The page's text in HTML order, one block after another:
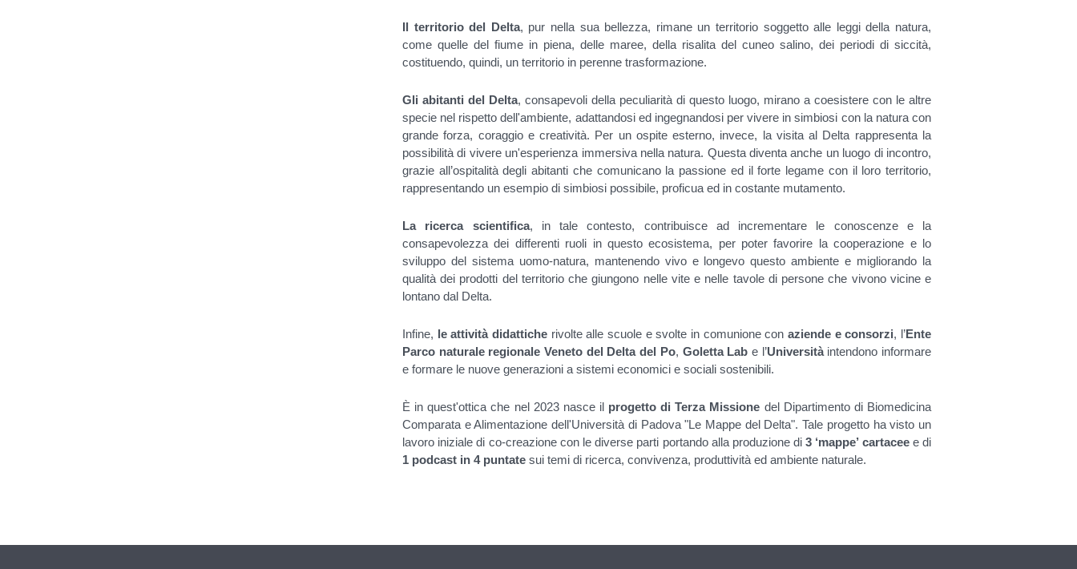
Il territorio del Delta, pur nella sua bellezza, rimane un territorio soggetto alle leggi della natura,
come quelle del fiume in piena, delle maree, della risalita del cuneo salino, dei periodi di siccità,
costituendo, quindi, un territorio in perenne trasformazione.
Gli abitanti del Delta, consapevoli della peculiarità di questo luogo, mirano a coesistere con le altre
specie nel rispetto dell'ambiente, adattandosi ed ingegnandosi per vivere in simbiosi con la natura con
grande forza, coraggio e creatività. Per un ospite esterno, invece, la visita al Delta rappresenta la
possibilità di vivere un'esperienza immersiva nella natura. Questa diventa anche un luogo di incontro,
grazie all’ospitalità degli abitanti che comunicano la passione ed il forte legame con il loro territorio,
rappresentando un esempio di simbiosi possibile, proficua ed in costante mutamento.
La ricerca scientifica, in tale contesto, contribuisce ad incrementare le conoscenze e la
consapevolezza dei differenti ruoli in questo ecosistema, per poter favorire la cooperazione e lo
sviluppo del sistema uomo-natura, mantenendo vivo e longevo questo ambiente e migliorando la
qualità dei prodotti del territorio che giungono nelle vite e nelle tavole di persone che vivono vicine e
lontano dal Delta.
Infine, le attività didattiche rivolte alle scuole e svolte in comunione conaziende e consorzi, l’Ente
Parco naturale regionale Veneto del Delta del Po, Goletta Lab e l’Universitàintendono informare
e formare le nuove generazioni a sistemi economici e sociali sostenibili.
È in quest'ottica che nel 2023 nasce il progetto di Terza Missione del Dipartimento di Biomedicina
Comparata e Alimentazione dell'Università di Padova "Le Mappe del Delta". Tale progetto ha visto un
lavoro iniziale di co-creazione con le diverse parti portando alla produzione di3 ‘mappe’ cartaceee di
1 podcast in 4 puntate sui temi di ricerca, convivenza, produttività ed ambiente naturale.